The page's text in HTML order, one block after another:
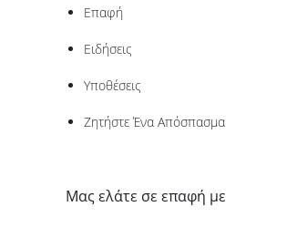
Επαφή
Ειδήσεις
Υποθέσεις
Ζητήστε Ένα Απόσπασμα
Μας ελάτε σε επαφή με